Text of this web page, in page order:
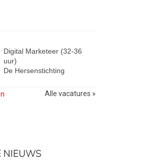
Digital Marketeer (32-36
uur)
De Hersenstichting
Alle vacatures »
NIEUWS